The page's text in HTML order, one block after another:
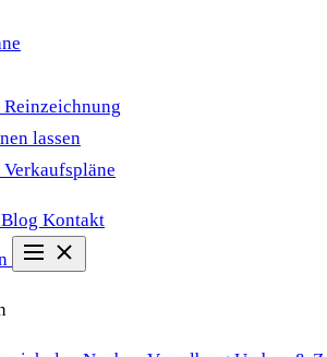
lassen
Blog Kontakt